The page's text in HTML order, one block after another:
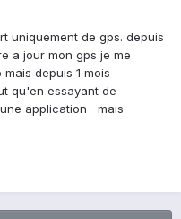
uniquement de gps. depuis
a jour mon gps je me
depuis 1 mois
qu'en essayant de
application mais